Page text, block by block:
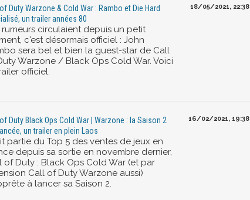
Duty Warzone & Cold War : Rambo et Die Hard
un trailer années 80
rumeurs circulaient depuis un petit
c'est désormais officiel : John
sera bel et bien la guest-star de Call
Warzone / Black Ops Cold War. Voici
officiel.
18/05/2021, 22:38
Duty Black Ops Cold War | Warzone : la Saison 2
un trailer en plein Laos
partie du Top 5 des ventes de jeux en
depuis sa sortie en novembre dernier,
of Duty : Black Ops Cold War (et par
Call of Duty Warzone aussi)
à lancer sa Saison 2.
16/02/2021, 19:38